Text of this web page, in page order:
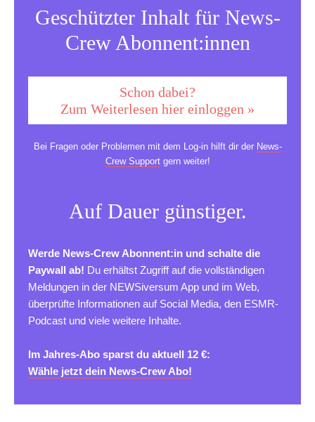
Geschützter Inhalt für News-
Crew Abonnent:innen
Schon dabei?
Zum Weiterlesen hier einloggen »
Bei Fragen oder Problemen mit dem Log-in hilft dir der News-
Crew Supportgern weiter!
Auf Dauer günstiger.
Werde News-Crew Abonnent:in und schalte die
Paywall ab! Du erhältst Zugriff auf die vollständigen
Meldungen in der NEWSiversum App und im Web,
überprüfte Informationen auf Social Media, den ESMR-
Podcast und viele weitere Inhalte.
Im Jahres-Abo sparst du aktuell 12 €:
Wähle jetzt dein News-Crew Abo!